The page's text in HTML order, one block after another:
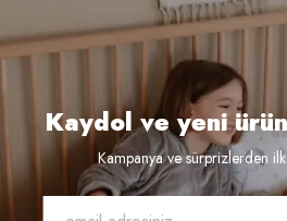
Kaydol ve yeni
Kampanya ve sürprizlerden